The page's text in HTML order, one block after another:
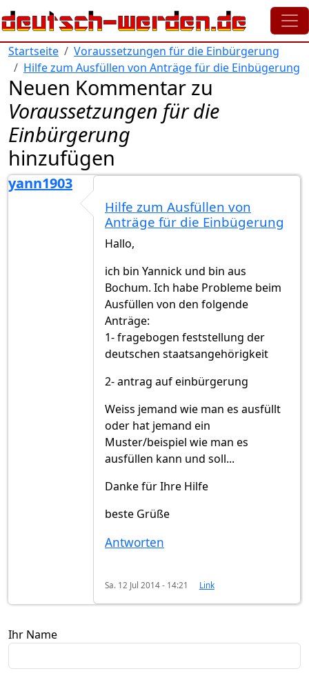
Direkt zum Inhalt
Startseite
Voraussetzungen für die Einbürgerung
Hilfe zum Ausfüllen von Anträge für die Einbügerung
Neuen Kommentar zu
Voraussetzungen für die
Einbürgerung
hinzufügen
yann1903
Hilfe zum Ausfüllen von
Anträge für die Einbügerung
Hallo,
ich bin Yannick und bin aus
Bochum. Ich habe Probleme beim
Ausfüllen von den folgende
Anträge:
1- fragebogen feststellung der
deutschen staatsangehörigkeit
2- antrag auf einbürgerung
Weiss jemand wie man es ausfüllt
oder hat jemand ein
Muster/beispiel wie man es
ausfüllen kann und soll...
Danke für Ihre Hilfe
beste Grüße
Antworten
Sa. 12 Jul 2014 - 14:21 Link
Ihr Name